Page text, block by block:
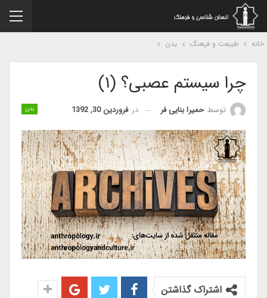
طبیعت و فرهنگ بدن
چرا سیستم عصبی؟ (۱)
بدن توسطحمیرا بنایی فر درفروردین 30, 1392
اشتراک گذاشتن